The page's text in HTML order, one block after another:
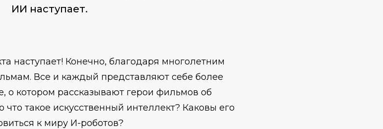
ИИ наступает.
наступает! Конечно, благодаря многолетним
Все и каждый представляют себе более
о котором рассказывают герои фильмов об
что такое искусственный интеллект? Каковы его
к миру И-роботов?